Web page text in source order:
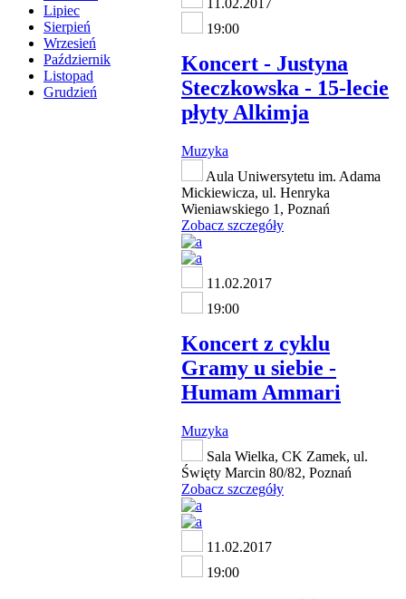
Lipiec
Sierpień
Wrzesień
Październik
Listopad
Grudzień
11.02.2017
19:00
Koncert - Justyna
Steczkowska - 15-lecie
płyty Alkimja
Muzyka
Aula Uniwersytetu im. Adama
Mickiewicza, ul. Henryka
Wieniawskiego 1, Poznań
Zobacz szczegóły
11.02.2017
19:00
Koncert z cyklu
Gramy u siebie -
Humam Ammari
Muzyka
Sala Wielka, CK Zamek, ul.
Święty Marcin 80/82, Poznań
Zobacz szczegóły
11.02.2017
19:00